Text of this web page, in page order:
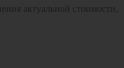
актуальной стоимости,